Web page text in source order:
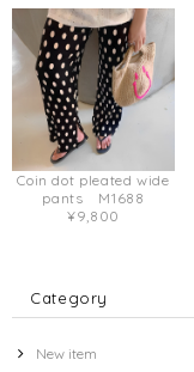
Coin dot pleated wide
pants M1688
¥9,800
Category
New item